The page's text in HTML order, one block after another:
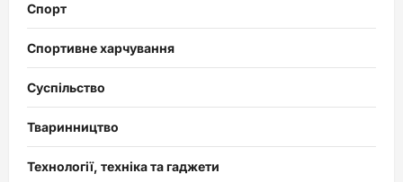
Спорт
Спортивне харчування
Суспільство
Тваринництво
Технології, техніка та гаджети